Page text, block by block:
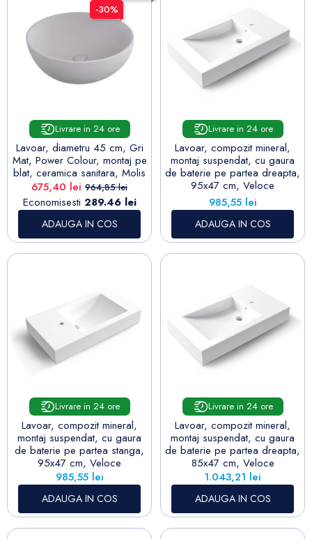
-30%
Livrare in 24 ore
Lavoar, diametru 45 cm, Gri
Mat, Power Colour, montaj pe
blat, ceramica sanitara, Molis
Pret
675,40 lei Pret de baza
964,85 lei
Economisesti 289.46 lei
ADAUGA IN COS
Livrare in 24 ore
Lavoar, compozit mineral,
montaj suspendat, cu gaura
de baterie pe partea dreapta,
95x47 cm, Veloce
Pret
985,55 lei
ADAUGA IN COS
Livrare in 24 ore
Lavoar, compozit mineral,
montaj suspendat, cu gaura
de baterie pe partea stanga,
95x47 cm, Veloce
Pret
985,55 lei
ADAUGA IN COS
Livrare in 24 ore
Lavoar, compozit mineral,
montaj suspendat, cu gaura
de baterie pe partea dreapta,
85x47 cm, Veloce
Pret
1.043,21 lei
ADAUGA IN COS